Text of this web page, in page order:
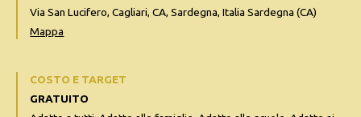
Via San Lucifero, Cagliari, CA, Sardegna, Italia Sardegna (CA)
Mappa
COSTO E TARGET
GRATUITO